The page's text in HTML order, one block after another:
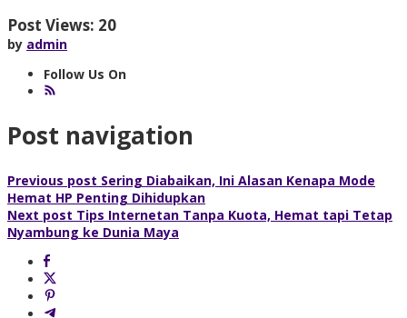
Post Views: 20
by admin
Follow Us On
Post navigation
Previous post Sering Diabaikan, Ini Alasan Kenapa Mode
Hemat HP Penting Dihidupkan
Next post Tips Internetan Tanpa Kuota, Hemat tapi Tetap
Nyambung ke Dunia Maya